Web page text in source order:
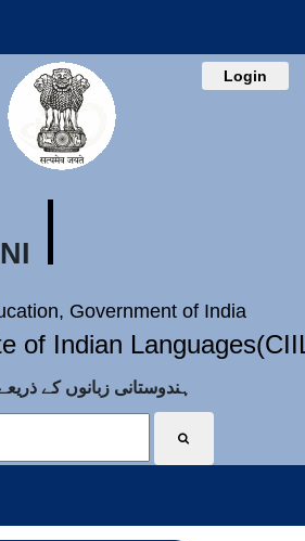
Login
Government of India
of Indian
ہندوستانی زبانوں کے